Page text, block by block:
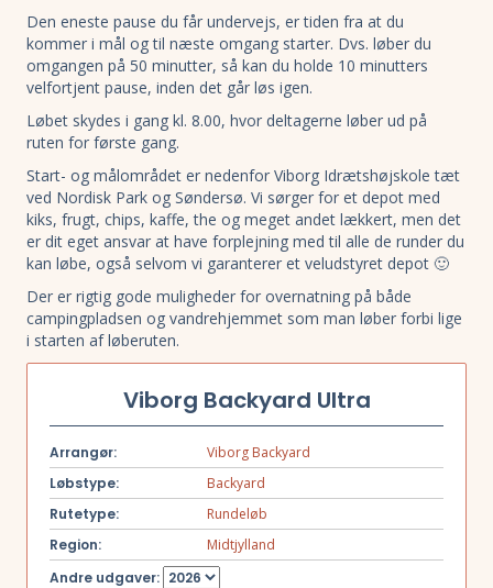
Den eneste pause du får undervejs, er tiden fra at du
kommer i mål og til næste omgang starter. Dvs. løber du
omgangen på 50 minutter, så kan du holde 10 minutters
velfortjent pause, inden det går løs igen.
Løbet skydes i gang kl. 8.00, hvor deltagerne løber ud på
ruten for første gang.
Start- og målområdet er nedenfor Viborg Idrætshøjskole tæt
ved Nordisk Park og Søndersø. Vi sørger for et depot med
kiks, frugt, chips, kaffe, the og meget andet lækkert, men det
er dit eget ansvar at have forplejning med til alle de runder du
kan løbe, også selvom vi garanterer et veludstyret depot 🙂
Der er rigtig gode muligheder for overnatning på både
campingpladsen og vandrehjemmet som man løber forbi lige
i starten af løberuten.
Viborg Backyard Ultra
Arrangør:
Viborg Backyard
Løbstype:
Backyard
Rutetype:
Rundeløb
Region:
Midtjylland
Andre udgaver: